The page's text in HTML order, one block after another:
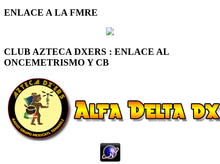
ENLACE A LA FMRE
CLUB AZTECA DXERS : ENLACE AL
ONCEMETRISMO Y CB